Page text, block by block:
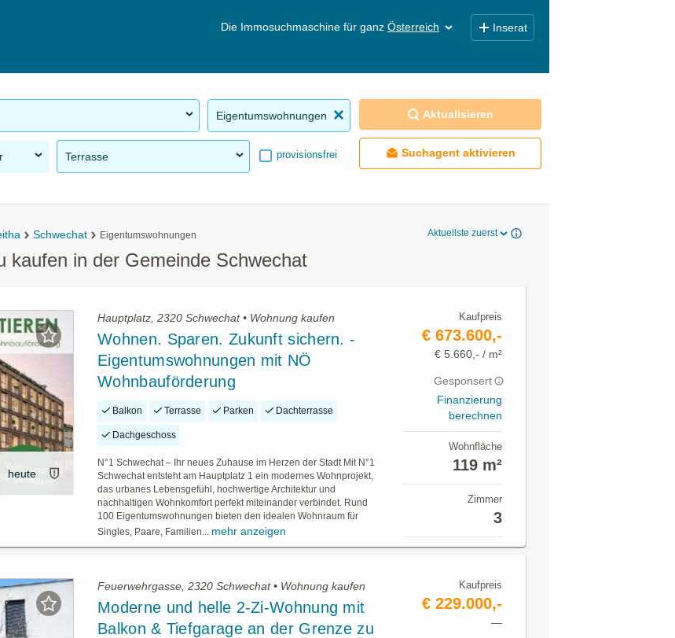
Die Immosuchmaschine für ganz Österreich Inserat
Eigentumswohnungen
Terrasse provisionsfrei
Aktualisieren
Suchagent aktivieren
Schwechat Eigentumswohnungen Aktuellste zuerst
kaufen in der Gemeinde Schwechat
heute
Hauptplatz, 2320 Schwechat • Wohnung kaufen
Wohnen. Sparen. Zukunft sichern. -
Eigentumswohnungen mit NÖ
Wohnbauförderung
Balkon Terrasse Parken Dachterrasse
Dachgeschoss
N°1 Schwechat – Ihr neues Zuhause im Herzen der Stadt Mit N°1
Schwechat entsteht am Hauptplatz 1 ein modernes Wohnprojekt,
das urbanes Lebensgefühl, hochwertige Architektur und
nachhaltigen Wohnkomfort perfekt miteinander verbindet. Rund
100 Eigentumswohnungen bieten den idealen Wohnraum für
Singles, Paare, Familien... mehr anzeigen
Kaufpreis
€ 673.600,-
€ 5.660,- / m²
Gesponsert
Finanzierung
berechnen
Wohnfläche
119 m²
Zimmer
3
Feuerwehrgasse, 2320 Schwechat • Wohnung kaufen
Moderne und helle 2-Zi-Wohnung mit
Balkon & Tiefgarage an der Grenze zu
Kaufpreis
€ 229.000,-
—